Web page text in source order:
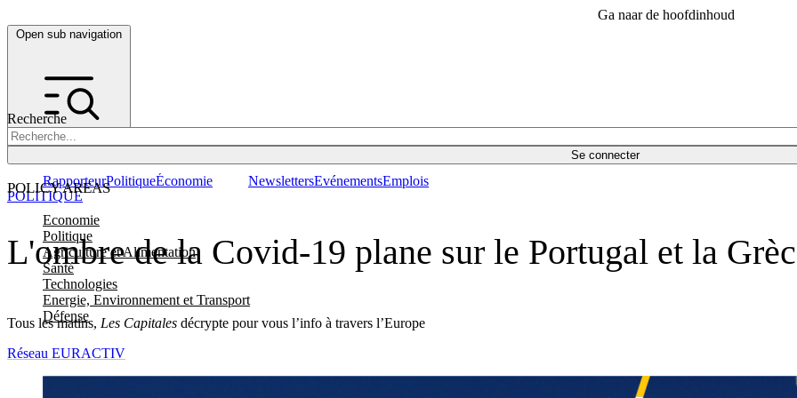
Ga naar de hoofdinhoud
Open sub navigation
Recherche
Se connecter
POLICY AREAS
Economie
Politique
Agriculture et Alimentation
Santé
Technologies
Energie, Environnement et Transport
Défense
RapporteurPolitiqueÉconomie NewslettersEvénementsEmplois
L'ombre de la Covid-19 plane sur le Portugal et la
Tous les matins, Les Capitales décrypte pour vous l’info à travers l’Europe
POLITIQUE
Réseau EURACTIV